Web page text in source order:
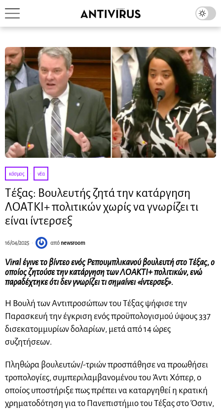
κόσμος · νέα
Τέξας: Βουλευτής ζητά την κατάργηση
ΛΟΑΤΚΙ+ πολιτικών χωρίς να γνωρίζει τι
είναι ίντερσεξ
16/04/2025 από newsroom
Viral έγινε το βίντεο ενός Ρεπουμπλικανού βουλευτή στο Τέξας, ο
οποίος ζητούσε την κατάργηση των ΛΟΑΚΤΙ+ πολιτικών, ενώ
παραδέχτηκε ότι δεν γνωρίζει τι σημαίνει «ίντερσεξ».
Η Βουλή των Αντιπροσώπων του Τέξας ψήφισε την
Παρασκευή την έγκριση ενός προϋπολογισμού ύψους 337
δισεκατομμυρίων δολαρίων, μετά από 14 ώρες
συζητήσεων.
Πληθώρα βουλευτών/-τριών προσπάθησε να προωθήσει
τροπολογίες, συμπεριλαμβανομένου του Άντι Χόπερ, ο
οποίος υποστήριξε πως πρέπει να καταργηθεί η κρατική
χρηματοδότηση για το Πανεπιστήμιο του Τέξας στο Όστιν,